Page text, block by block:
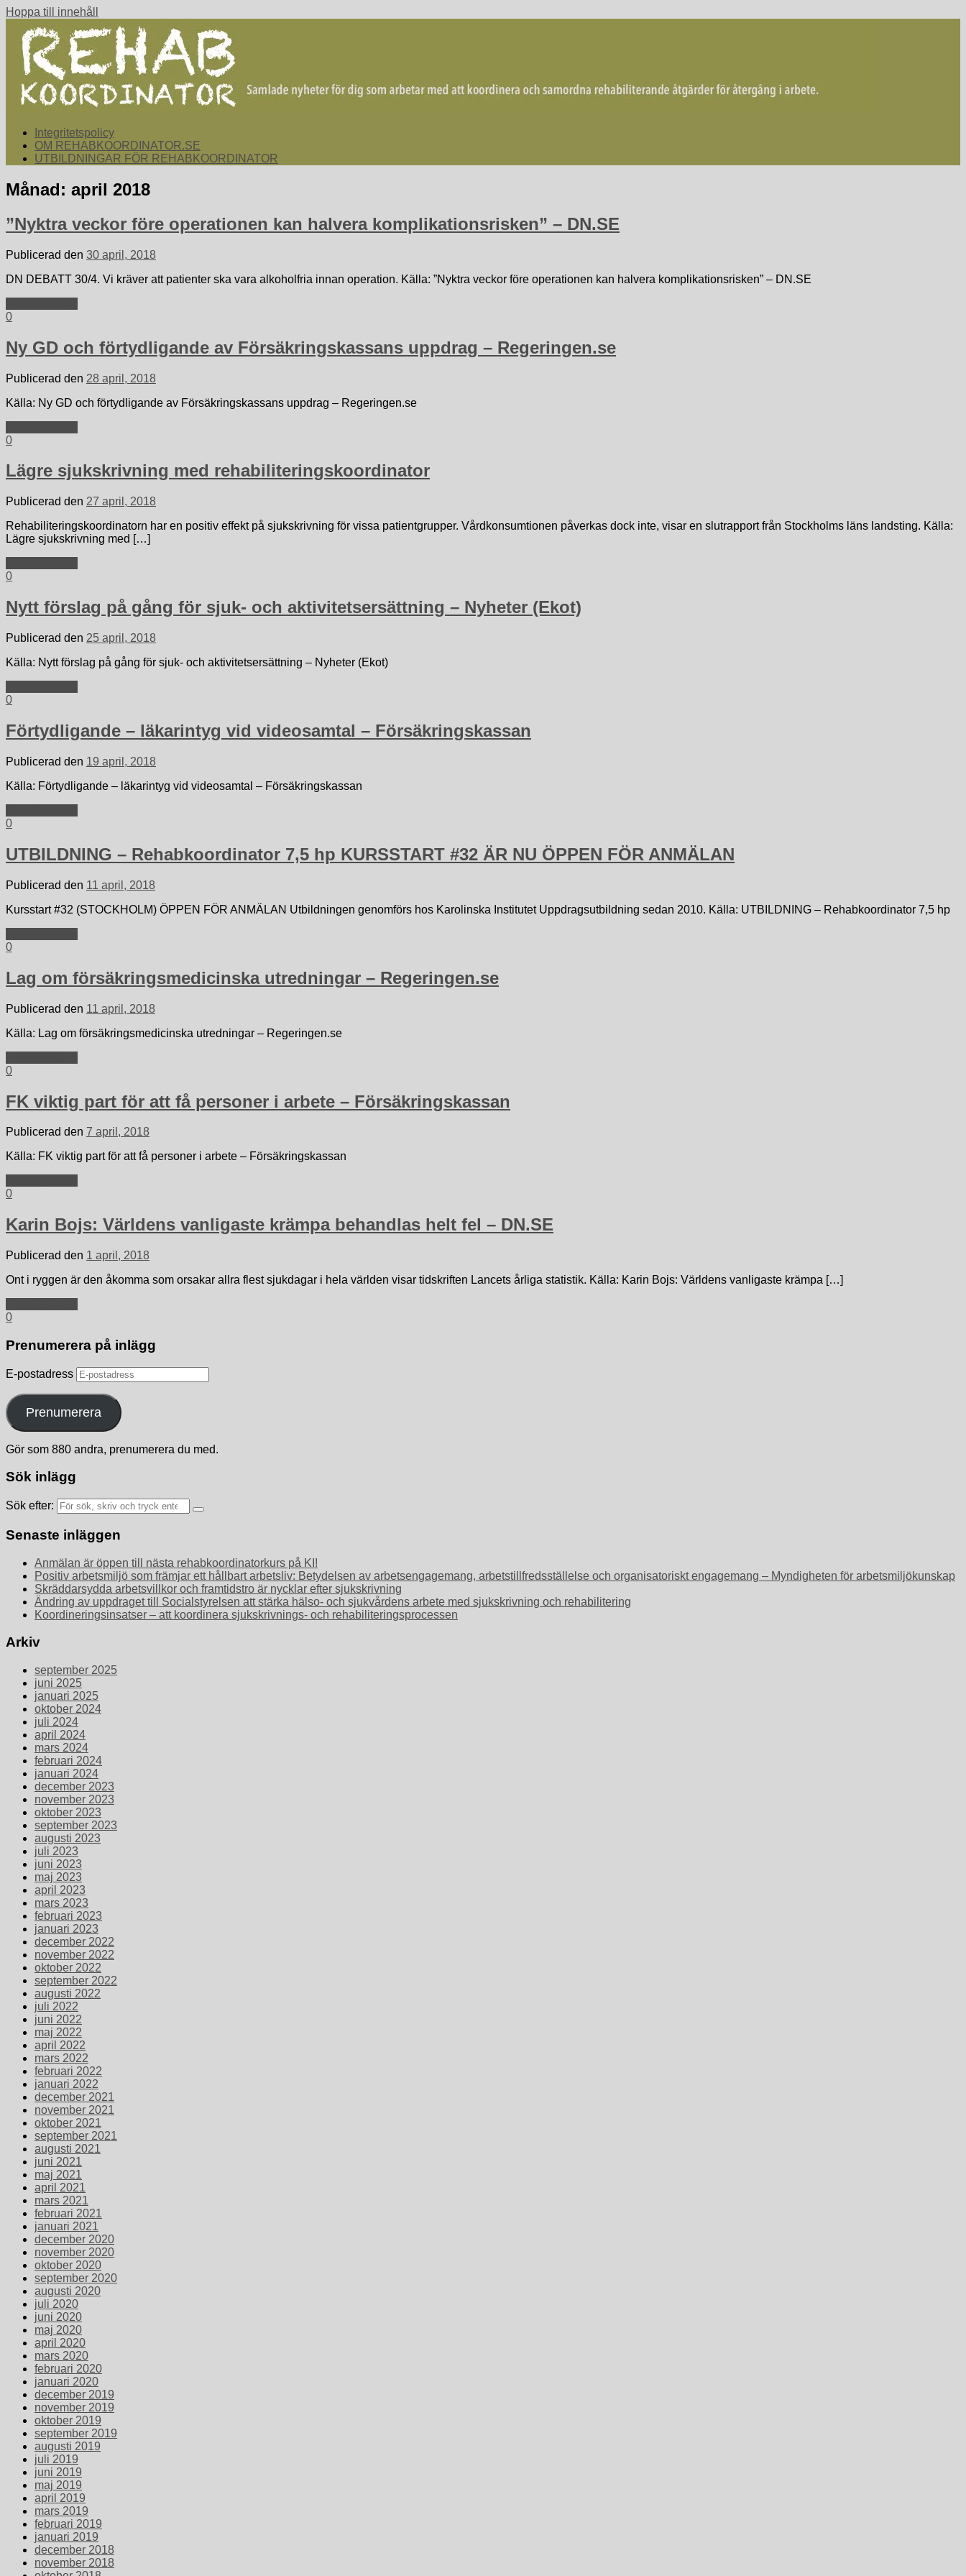
Hoppa till innehåll
rehabkoordinator.se
Samlade nyheter för dig som arbetar med att koordinera och samordna rehabiliterande åtgärder för återgång i arbete.
Integritetspolicy
OM REHABKOORDINATOR.SE
UTBILDNINGAR FÖR REHABKOORDINATOR
Månad: april 2018
”Nyktra veckor före operationen kan halvera komplikationsrisken” – DN.SE
Publicerad den 30 april, 2018
DN DEBATT 30/4. Vi kräver att patienter ska vara alkoholfria innan operation. Källa: ”Nyktra veckor före operationen kan halvera komplikationsrisken” – DN.SE
0
Ny GD och förtydligande av Försäkringskassans uppdrag – Regeringen.se
Publicerad den 28 april, 2018
Källa: Ny GD och förtydligande av Försäkringskassans uppdrag – Regeringen.se
0
Lägre sjukskrivning med rehabiliteringskoordinator
Publicerad den 27 april, 2018
Rehabiliteringskoordinatorn har en positiv effekt på sjukskrivning för vissa patientgrupper. Vårdkonsumtionen påverkas dock inte, visar en slutrapport från Stockholms läns landsting. Källa:
Lägre sjukskrivning med […]
0
Nytt förslag på gång för sjuk- och aktivitetsersättning – Nyheter (Ekot)
Publicerad den 25 april, 2018
Källa: Nytt förslag på gång för sjuk- och aktivitetsersättning – Nyheter (Ekot)
0
Förtydligande – läkarintyg vid videosamtal – Försäkringskassan
Publicerad den 19 april, 2018
Källa: Förtydligande – läkarintyg vid videosamtal – Försäkringskassan
0
UTBILDNING – Rehabkoordinator 7,5 hp KURSSTART #32 ÄR NU ÖPPEN FÖR ANMÄLAN
Publicerad den 11 april, 2018
Kursstart #32 (STOCKHOLM) ÖPPEN FÖR ANMÄLAN Utbildningen genomförs hos Karolinska Institutet Uppdragsutbildning sedan 2010. Källa: UTBILDNING – Rehabkoordinator 7,5 hp
0
Lag om försäkringsmedicinska utredningar – Regeringen.se
Publicerad den 11 april, 2018
Källa: Lag om försäkringsmedicinska utredningar – Regeringen.se
0
FK viktig part för att få personer i arbete – Försäkringskassan
Publicerad den 7 april, 2018
Källa: FK viktig part för att få personer i arbete – Försäkringskassan
0
Karin Bojs: Världens vanligaste krämpa behandlas helt fel – DN.SE
Publicerad den 1 april, 2018
Ont i ryggen är den åkomma som orsakar allra flest sjukdagar i hela världen visar tidskriften Lancets årliga statistik. Källa: Karin Bojs: Världens vanligaste krämpa […]
0
Prenumerera på inlägg
E-postadress
Prenumerera
Gör som 880 andra, prenumerera du med.
Sök inlägg
Sök efter:
Senaste inläggen
Anmälan är öppen till nästa rehabkoordinatorkurs på KI!
Positiv arbetsmiljö som främjar ett hållbart arbetsliv: Betydelsen av arbetsengagemang, arbetstillfredsställelse och organisatoriskt engagemang – Myndigheten för arbetsmiljökunskap
Skräddarsydda arbetsvillkor och framtidstro är nycklar efter sjukskrivning
Ändring av uppdraget till Socialstyrelsen att stärka hälso- och sjukvårdens arbete med sjukskrivning och rehabilitering
Koordineringsinsatser – att koordinera sjukskrivnings- och rehabiliteringsprocessen
Arkiv
september 2025
juni 2025
januari 2025
oktober 2024
juli 2024
april 2024
mars 2024
februari 2024
januari 2024
december 2023
november 2023
oktober 2023
september 2023
augusti 2023
juli 2023
juni 2023
maj 2023
april 2023
mars 2023
februari 2023
januari 2023
december 2022
november 2022
oktober 2022
september 2022
augusti 2022
juli 2022
juni 2022
maj 2022
april 2022
mars 2022
februari 2022
januari 2022
december 2021
november 2021
oktober 2021
september 2021
augusti 2021
juni 2021
maj 2021
april 2021
mars 2021
februari 2021
januari 2021
december 2020
november 2020
oktober 2020
september 2020
augusti 2020
juli 2020
juni 2020
maj 2020
april 2020
mars 2020
februari 2020
januari 2020
december 2019
november 2019
oktober 2019
september 2019
augusti 2019
juli 2019
juni 2019
maj 2019
april 2019
mars 2019
februari 2019
januari 2019
december 2018
november 2018